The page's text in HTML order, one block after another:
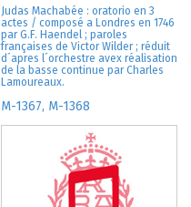
Judas Machabée : oratorio en 3
actes / composé a Londres en 1746
par G.F. Haendel ; paroles
françaises de Victor Wilder ; réduit
d´apres l´orchestre avex réalisation
de la basse continue par Charles
Lamoureaux.
M-1367, M-1368